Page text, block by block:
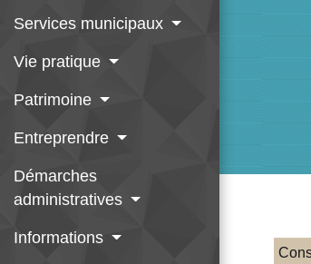
Services municipaux
Vie pratique
Patrimoine
Entreprendre
Démarches
administratives
Informations